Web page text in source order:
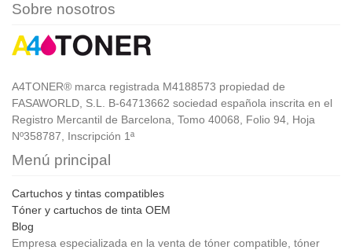
Sobre nosotros
A4TONER® marca registrada M4188573 propiedad de
FASAWORLD, S.L. B-64713662 sociedad española inscrita en el
Registro Mercantil de Barcelona, Tomo 40068, Folio 94, Hoja
Nº358787, Inscripción 1ª
Menú principal
Cartuchos y tintas compatibles
Tóner y cartuchos de tinta OEM
Blog
Empresa especializada en la venta de tóner compatible, tóner